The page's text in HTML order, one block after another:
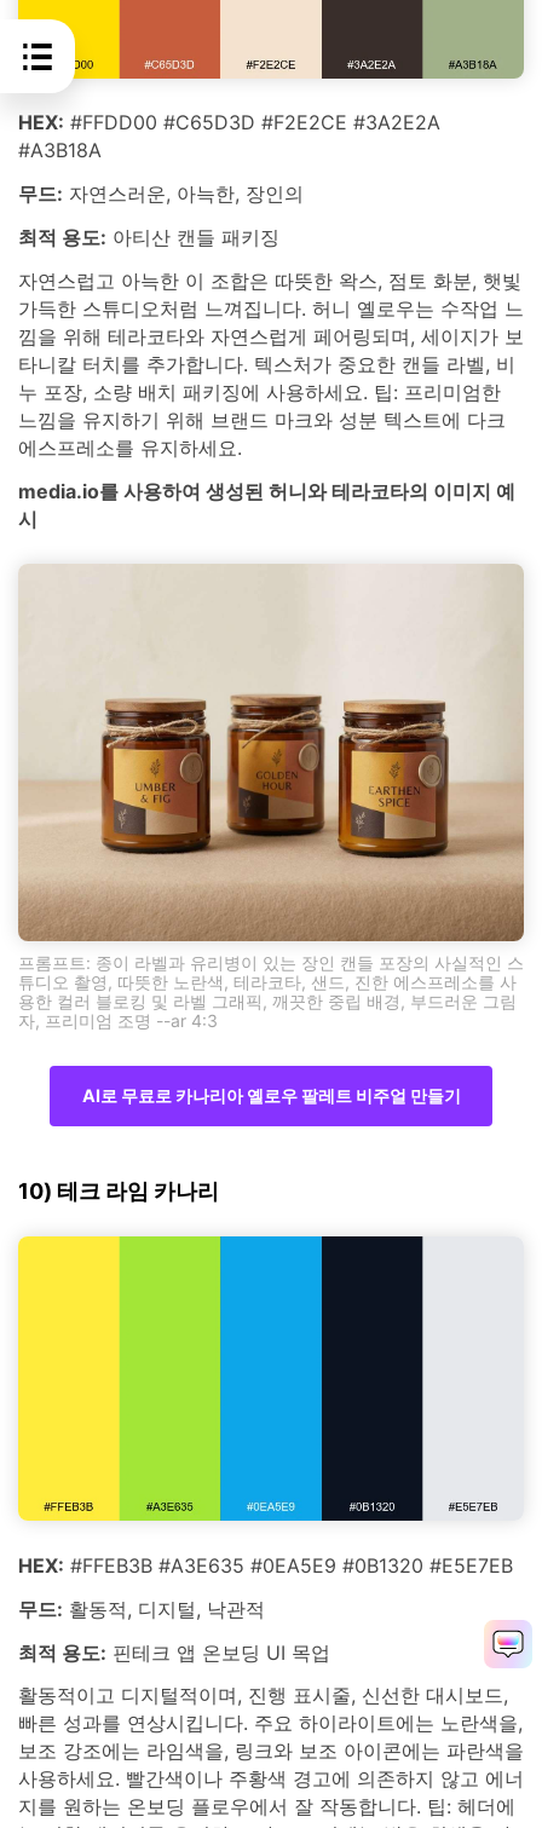
HEX: #FFDD00 #C65D3D #F2E2CE #3A2E2A
#A3B18A
무드: 자연스러운, 아늑한, 장인의
최적 용도: 아티산 캔들 패키징
자연스럽고 아늑한 이 조합은 따뜻한 왁스, 점토 화분, 햇빛
가득한 스튜디오처럼 느껴집니다. 허니 옐로우는 수작업 느
낌을 위해 테라코타와 자연스럽게 페어링되며, 세이지가 보
타니칼 터치를 추가합니다. 텍스처가 중요한 캔들 라벨, 비
누 포장, 소량 배치 패키징에 사용하세요. 팁: 프리미엄한
느낌을 유지하기 위해 브랜드 마크와 성분 텍스트에 다크
에스프레소를 유지하세요.
media.io를 사용하여 생성된 허니와 테라코타의 이미지 예
시
프롬프트: 종이 라벨과 유리병이 있는 장인 캔들 포장의 사실적인 스
튜디오 촬영, 따뜻한 노란색, 테라코타, 샌드, 진한 에스프레소를 사
용한 컬러 블로킹 및 라벨 그래픽, 깨끗한 중립 배경, 부드러운 그림
자, 프리미엄 조명 --ar 4:3
AI로 무료로 카나리아 옐로우 팔레트 비주얼 만들기
10) 테크 라임 카나리
HEX: #FFEB3B #A3E635 #0EA5E9 #0B1320 #E5E7EB
무드: 활동적, 디지털, 낙관적
최적 용도: 핀테크 앱 온보딩 UI 목업
활동적이고 디지털적이며, 진행 표시줄, 신선한 대시보드,
빠른 성과를 연상시킵니다. 주요 하이라이트에는 노란색을,
보조 강조에는 라임색을, 링크와 보조 아이콘에는 파란색을
사용하세요. 빨간색이나 주황색 경고에 의존하지 않고 에너
지를 원하는 온보딩 플로우에서 잘 작동합니다. 팁: 헤더에